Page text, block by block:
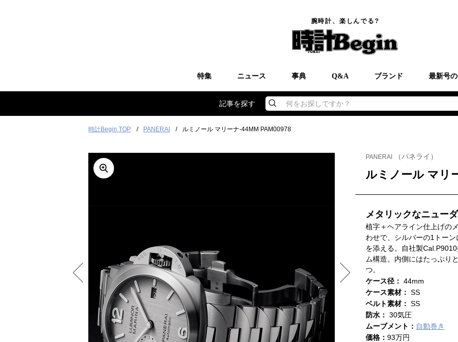
腕時計、楽しんでる?
特集 ニュース 事典 Q&A ブランド 最新号
記事を探す 何をお探しですか？
時計Begin TOP PANERAI ルミノール マリーナ-44MM PAM00978
PANERAI （パネライ）
ルミノール マリ
メタリックなニュー
植字＋ヘアライン仕上げの
わせで、シルバーの1トー
を添える。自社製
ム構造。内側にはたっぷり
つ。
ケース径： 44mm
ケース素材： SS
ベルト素材： SS
防水： 30気圧
ムーブメント： 自動巻き
価格： 93万円